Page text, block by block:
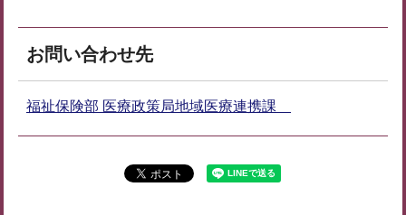
お問い合わせ先
福祉保険部 医療政策局地域医療連携課